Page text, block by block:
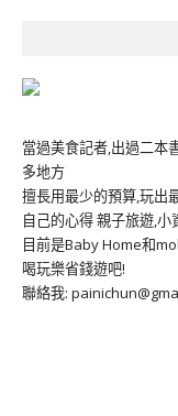
當過美食記者,出過二本
多地方
擅長用最少的預算,玩出
自己的心得 親子旅遊,
目前是Baby Home和
喝玩樂省錢遊吧!
聯絡我: